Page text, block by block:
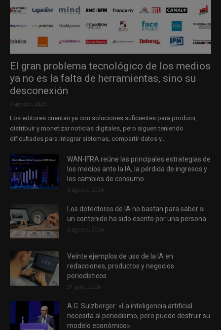
El gran problema tecnológico de los medios
ya no es la falta de herramientas, sino su
desconexión
7 agosto, 2026
Los editores cuentan ya con soluciones suficientes para producir,
distribuir y monetizar noticias digitales, pero siguen teniendo
dificultades para integrar sistemas, compartir datos y...
WAN-IFRA reúne las principales estrategias de
los medios ante la IA, la pérdida de ingresos y
los cambios de consumo
5 agosto, 2026
Los detectores de IA no bastan para saber si
un contenido ha sido escrito por una persona
3 agosto, 2026
Veinte ejemplos de uso de la IA en
redacciones, productos y negocios
periodísticos
31 julio, 2026
A.G. Sulzberger: «La inteligencia artificial
necesita al periodismo, pero puede destruir su
modelo económico»